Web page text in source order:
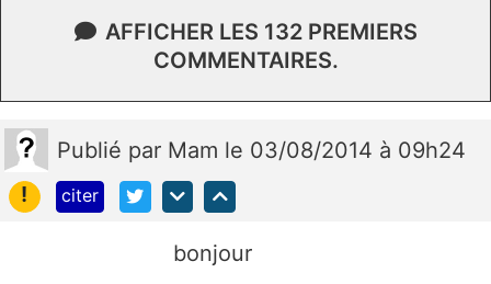
AFFICHER LES 132 PREMIERS
COMMENTAIRES.
Publié par Mam le 03/08/2014 à 09h24
!
citer
bonjour